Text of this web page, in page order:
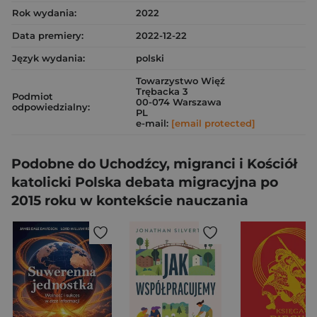
Rok wydania:
2022
Data premiery:
2022-12-22
Język wydania:
polski
Podmiot
odpowiedzialny:
Towarzystwo Więź
Trębacka 3
00-074 Warszawa
PL
e-mail: [email protected]
Podobne do Uchodźcy, migranci i Kościół
katolicki Polska debata migracyjna po
2015 roku w kontekście nauczania